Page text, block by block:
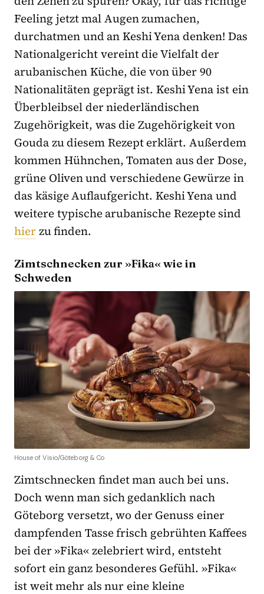
Feeling jetzt mal Augen zumachen,
durchatmen und an Keshi Yena denken! Das
Nationalgericht vereint die Vielfalt der
arubanischen Küche, die von über 90
Nationalitäten geprägt ist. Keshi Yena ist ein
Überbleibsel der niederländischen
Zugehörigkeit, was die Zugehörigkeit von
Gouda zu diesem Rezept erklärt. Außerdem
kommen Hühnchen, Tomaten aus der Dose,
grüne Oliven und verschiedene Gewürze in
das käsige Auflaufgericht. Keshi Yena und
weitere typische arubanische Rezepte sind
hierzu finden.
Zimtschnecken zur »Fika« wie in
Schweden
House of Visio/Göteborg & Co
Zimtschnecken findet man auch bei uns.
Doch wenn man sich gedanklich nach
Göteborg versetzt, wo der Genuss einer
dampfenden Tasse frisch gebrühten Kaffees
bei der »Fika« zelebriert wird, entsteht
sofort ein ganz besonderes Gefühl. »Fika«
ist weit mehr als nur eine kleine